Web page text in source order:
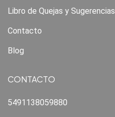
Libro de Quejas y Sugerencias
Contacto
Blog
CONTACTO
5491138059880